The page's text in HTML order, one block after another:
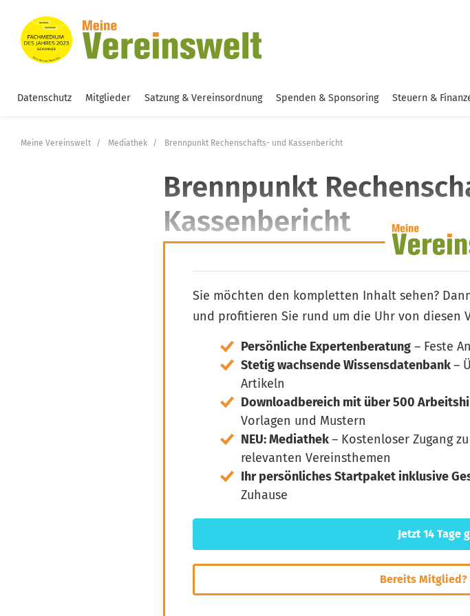
Datenschutz Mitglieder Satzung & Vereinsordnung Spenden & Sponsoring Steuern &
Meine Vereinswelt Mediathek Brennpunkt Rechenschafts- und Kassenbericht
Brennpunkt
Kassenbericht
Sie möchten den kompletten Inhalt sehen?
und profitieren Sie rund um die Uhr von diesen
Persönliche Expertenberatung – Feste
Stetig wachsende Wissensdatenbank–
Artikeln
Downloadbereich mit über 500
Vorlagen und Mustern
NEU: Mediathek– Kostenloser Zugang
relevanten Vereinsthemen
Ihr persönliches Startpaket inklusive
Zuhause
Jetzt 14 Tage
Bereits Mitglied?